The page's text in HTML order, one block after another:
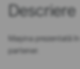
Descriere
Mașina prezentată
partener.